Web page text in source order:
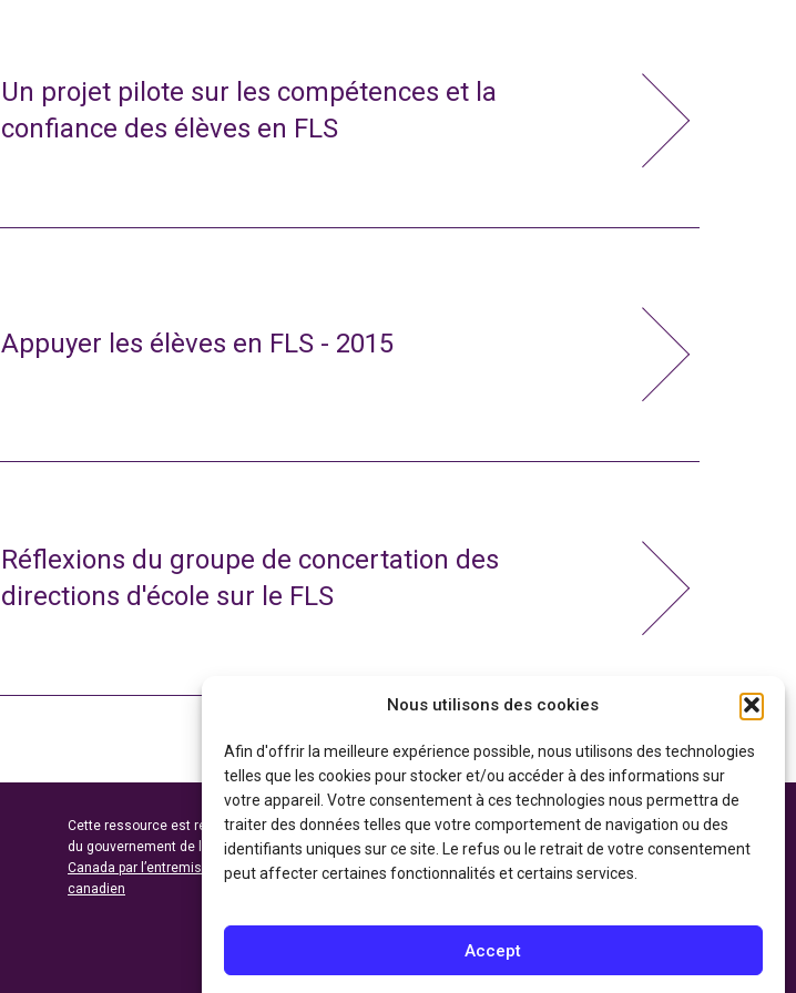
Nous utilisons des cookies
Afin d'offrir la meilleure expérience possible, nous utilisons des technologies
telles que les cookies pour stocker et/ou accéder à des informations sur
votre appareil. Votre consentement à ces technologies nous permettra de
traiter des données telles que votre comportement de navigation ou des
identifiants uniques sur ce site. Le refus ou le retrait de votre consentement
peut affecter certaines fonctionnalités et certains services.
Accept
Un projet pilote sur les compétences et la
confiance des élèves en FLS
Appuyer les élèves en FLS - 2015
Réflexions du groupe de concertation des
directions d'école sur le FLS
Cette ressource est réalisée grâce au soutien financier
du gouvernement de l’Ontario et du gouvernement du
Canada par l’entremise du ministère du Patrimoine
canadien
Politique de confidentialité
Déclaration d’accessibilité